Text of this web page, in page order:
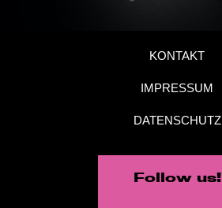
KONTAKT
IMPRESSUM
DATENSCHUTZ
Follow us!